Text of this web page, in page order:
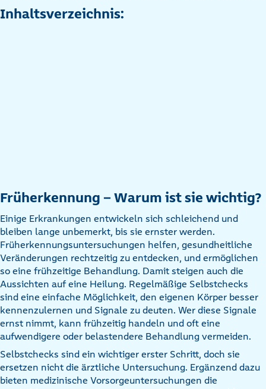
Inhaltsverzeichnis:
Früherkennung – Warum ist sie wichtig?
Einige Erkrankungen entwickeln sich schleichend und
bleiben lange unbemerkt, bis sie ernster werden.
Früherkennungsuntersuchungen helfen, gesundheitliche
Veränderungen rechtzeitig zu entdecken, und ermöglichen
so eine frühzeitige Behandlung. Damit steigen auch die
Aussichten auf eine Heilung. Regelmäßige Selbstchecks
sind eine einfache Möglichkeit, den eigenen Körper besser
kennenzulernen und Signale zu deuten. Wer diese Signale
ernst nimmt, kann frühzeitig handeln und oft eine
aufwendigere oder belastendere Behandlung vermeiden.
Selbstchecks sind ein wichtiger erster Schritt, doch sie
ersetzen nicht die ärztliche Untersuchung. Ergänzend dazu
bieten medizinische Vorsorgeuntersuchungen die